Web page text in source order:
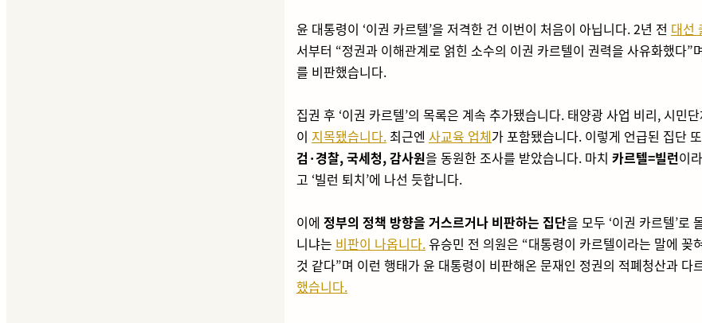
윤 대통령이 ‘이권 카르텔’을 저격한 건 이번이 처음이 아닙니다. 2년 전 대선
서부터 “정권과 이해관계로 얽힌 소수의 이권 카르텔이 권력을 사유화했다”
를 비판했습니다.
집권 후 ‘이권 카르텔’의 목록은 계속 추가됐습니다. 태양광 사업 비리, 시민
이 지목됐습니다. 최근엔 사교육 업체가 포함됐습니다. 이렇게 언급된 집단
검·경찰, 국세청, 감사원을 동원한 조사를 받았습니다. 마치 카르텔=빌런이
고 ‘빌런 퇴치’에 나선 듯합니다.
이에 정부의 정책 방향을 거스르거나 비판하는 집단을 모두 ‘이권 카르텔’로
니냐는 비판이 나옵니다.유승민 전 의원은 “대통령이 카르텔이라는 말에 꽂
것 같다”며 이런 행태가 윤 대통령이 비판해온 문재인 정권의 적폐청산과 다
했습니다.